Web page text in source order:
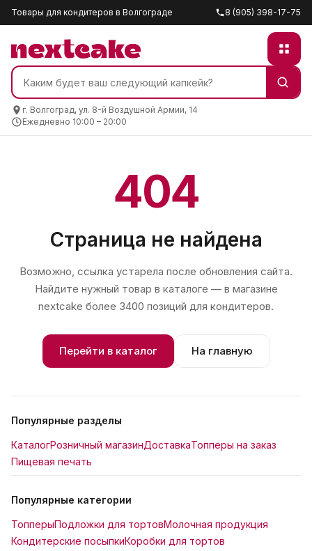
Товары для кондитеров в Волгограде 8 (905) 398-17-75
г. Волгоград, ул. 8-й Воздушной Армии, 14
Ежедневно 10:00 – 20:00
404
Страница не найдена
Возможно, ссылка устарела после обновления сайта.
Найдите нужный товар в каталоге — в магазине
nextcake более 3400 позиций для кондитеров.
Перейти в каталог На главную
Популярные разделы
КаталогРозничный магазинДоставкаТопперы на заказ
Пищевая печать
Популярные категории
ТопперыПодложки для тортовМолочная продукция
Кондитерские посыпкиКоробки для тортов